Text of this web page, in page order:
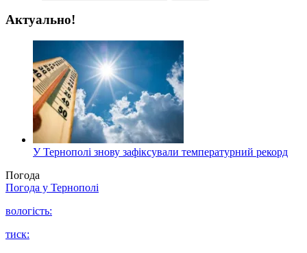
Актуально!
У Тернополі знову зафіксували температурний рекорд
Погода
Погода у Тернополі
вологість:
тиск: